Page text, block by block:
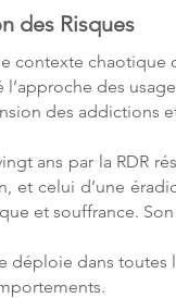
contexte chaotique
l’approche des
des addictions
ans par la RDR
et celui d’une
et souffrance.
déploie dans
des Risques